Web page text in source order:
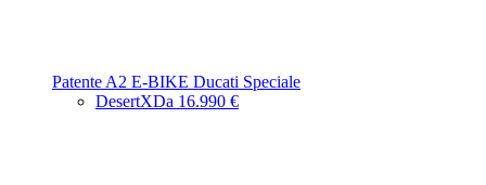
Patente A2 E-BIKE Ducati Speciale
DesertXDa 16.990 €